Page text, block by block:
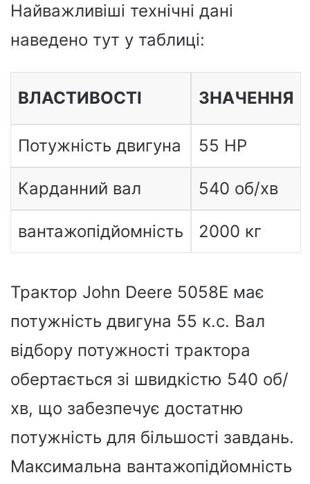
Найважливіші технічні дані
наведено тут у таблиці:
ВЛАСТИВОСТІ ЗНАЧЕННЯ
Потужність двигуна 55 HP
Карданний вал 540 об/хв
вантажопідйомність 2000 кг
Трактор John Deere 5058E має
потужність двигуна 55 к.с. Вал
відбору потужності трактора
обертається зі швидкістю 540 об/
хв, що забезпечує достатню
потужність для більшості завдань.
Максимальна вантажопідйомність